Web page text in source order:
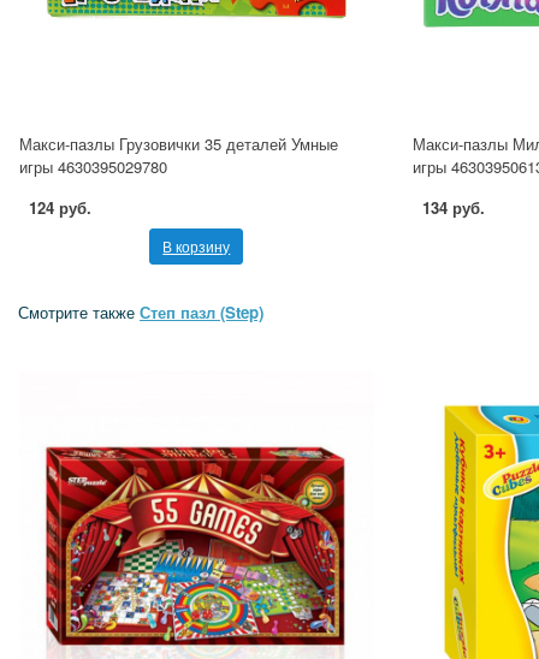
Макси-пазлы Грузовички 35 деталей Умные
игры 4630395029780
124 руб.
В корзину
Макси-пазлы
игры
134 руб.
Смотрите также Степ пазл (Step)